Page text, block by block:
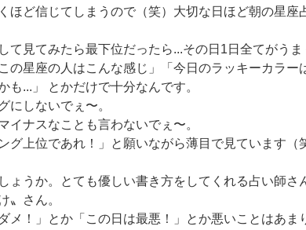
ほど信じてしまうので（笑）大切な日ほど朝の星座
て見てみたら最下位だったら...その日1日全てがう
の星座の人はこんな感じ」「今日のラッキーカラー
も...」 とかだけで十分なんです。
にしないでぇ〜。
イナスなことも言わないでぇ〜。
グ上位であれ！」と願いながら薄目で見ています（
ょうか。とても優しい書き方をしてくれる占い師さ
〟さん。
メ！」とか「この日は最悪！」とか悪いことはあま